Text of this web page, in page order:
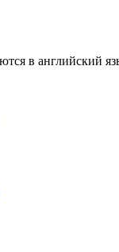
в английский